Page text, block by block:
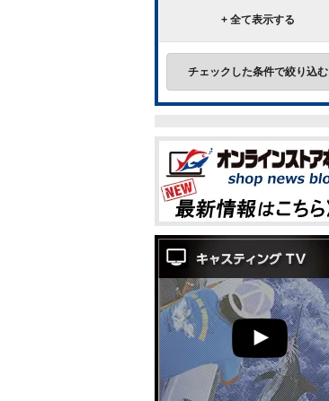
+ 全て表示する
チェックした条件で絞り込む